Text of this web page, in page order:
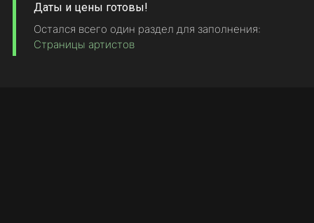
Даты и цены готовы!
Остался всего один раздел для заполнения:
Страницы артистов